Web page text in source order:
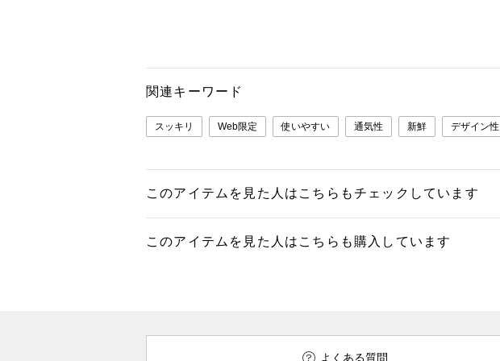
関連キーワード
スッキリ Web限定 使いやすい 通気性 新鮮 デザイン性
このアイテムを見た人はこちらもチェックしています
このアイテムを見た人はこちらも購入しています
よくある質問